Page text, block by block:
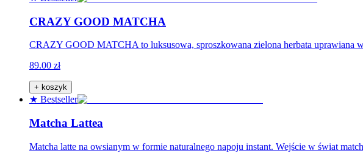
CRAZY GOOD MATCHA
CRAZY GOOD MATCHA to luksusowa, sproszkowana zielona herbata uprawiana
89.00 zł
+ koszyk
★ Bestseller
Matcha Lattea
Matcha latte na owsianym w formie naturalnego napoju instant. Wejście w świat